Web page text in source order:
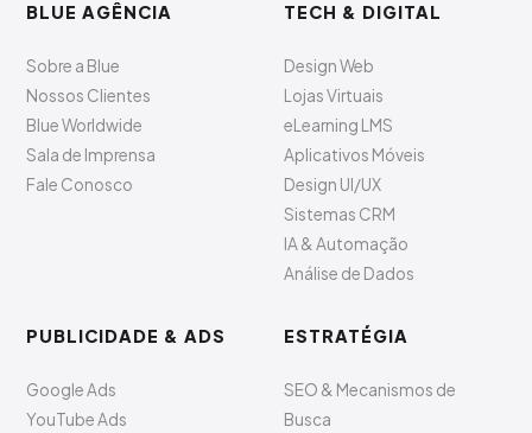
BLUE AGÊNCIA
Sobre a Blue
Nossos Clientes
Blue Worldwide
Sala de Imprensa
Fale Conosco
TECH & DIGITAL
Design Web
Lojas Virtuais
eLearning LMS
Aplicativos Móveis
Design UI/UX
Sistemas CRM
IA & Automação
Análise de Dados
PUBLICIDADE & ADS
Google Ads
YouTube Ads
ESTRATÉGIA
SEO & Mecanismos de
Busca